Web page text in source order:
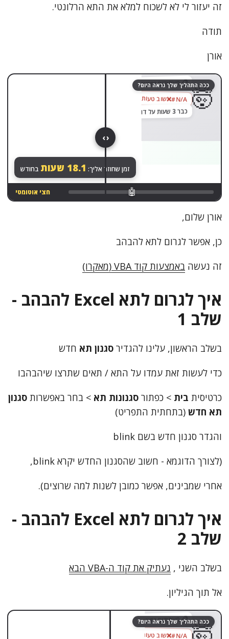
זה יעזור לי לא לשכוח למלא את התא הרלונטי.
תודה
אורן
ככה התהליך שלך נראה היום?
😌
בוצע ✓
🤯 📋 מעתיקים נתונים ידנית מקובץ לקובץ…
‎#N/A שוב טעות בנוסחה
כבר 3 שעות על דוח אחד
זמן שחוזר אליך: 13.8 שעות בחודש
🤖 ידני לגמרי
אורן שלום,
כן, אפשר לגרום לתא להבהב
זה נעשה באמצעות קוד VBA (מאקרו)
איך לגרום לתא Excel להבהב -
שלב 1
בשלב הראשון, עלינו להגדיר סגנון תא חדש
כדי לעשות זאת עמדו על התא / תאים שתרצו שיהבהבו
כרטיסית בית > כפתור סגנונות תא > בחר באפשרות סגנון
תא חדש (בתחתית התפריט)
והגדר סגנון חדש בשם blink
(לצורך הדוגמא - חשוב שהסגנון החדש יקרא blink,
אחרי שמבינים, אפשר כמובן לשנות למה שרוצים).
איך לגרום לתא Excel להבהב -
שלב 2
בשלב השני , נעתיק את קוד ה-VBA הבא
אל תוך הגיליון.
ככה התהליך שלך נראה היום?
😌
📋 מעתיקים נתונים ידנית מקובץ לקובץ…
‎#N/A שוב טעות בנוסחה